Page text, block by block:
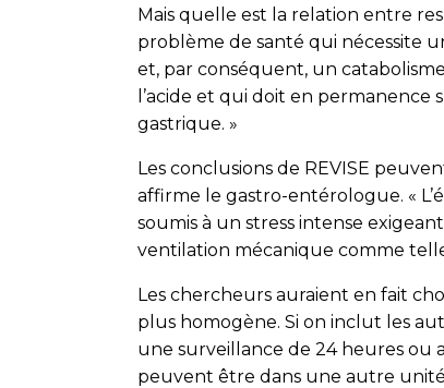
Mais quelle est la relation entre
problème de santé qui nécessite
et, par conséquent, un
l’acide et qui doit en
gastrique. »
Les conclusions de REVISE
affirme le gastro-entérologue. «
soumis à un stress intense
ventilation mécanique comme
Les chercheurs auraient en fait
plus homogène. Si on inclut les
une surveillance de 24 heures ou
peuvent être dans une autre unité